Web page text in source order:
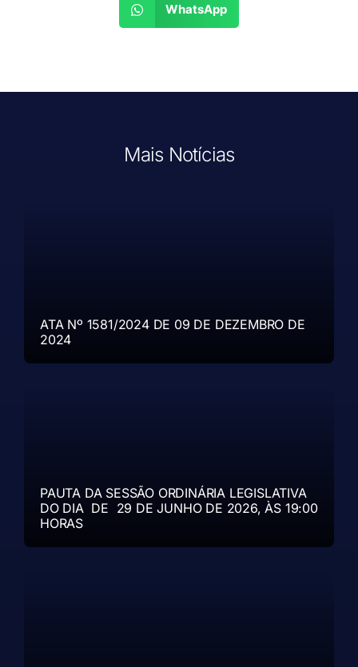
WhatsApp
Mais Notícias
ATA Nº 1581/2024 DE 09 DE DEZEMBRO DE
2024
PAUTA DA SESSÃO ORDINÁRIA LEGISLATIVA
DO DIA DE 29 DE JUNHO DE 2026, ÀS 19:00
HORAS